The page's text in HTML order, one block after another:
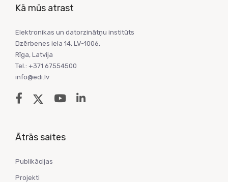
Kā mūs atrast
Elektronikas un datorzinātņu institūts
Dzērbenes iela 14, LV-1006,
Rīga, Latvija
Tel.: +371 67554500
info@edi.lv
Ātrās saites
Publikācijas
Projekti